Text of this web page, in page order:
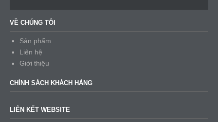
VỀ CHÚNG TÔI
Sản phẩm
Liên hệ
Giới thiệu
CHÍNH SÁCH KHÁCH HÀNG
LIÊN KẾT WEBSITE